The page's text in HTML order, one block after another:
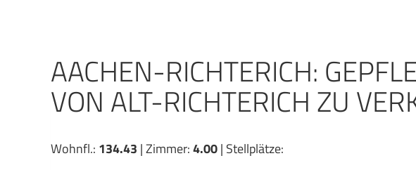
AACHEN-RICHTERICH:
VON ALT-RICHTERICH ZU
Wohnfl.: 134.43 | Zimmer:4.00| Stellplätze: